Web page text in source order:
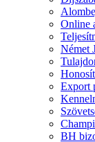
Online
Német
Export
BH